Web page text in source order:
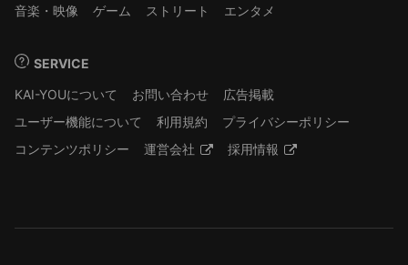
音楽・映像
ゲーム ストリート エンタメ
SERVICE
KAI-YOUについて
お問い合わせ
広告掲載
ユーザー機能について
利用規約
プライバシーポリシー
コンテンツポリシー
運営会社 採用情報